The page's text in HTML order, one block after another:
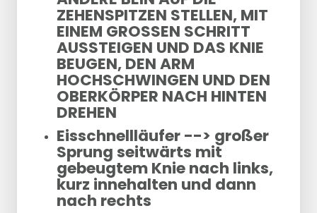
ZEHENSPITZEN STELLEN, MIT
EINEM GROSSEN SCHRITT
AUSSTEIGEN UND DAS KNIE
BEUGEN, DEN ARM
HOCHSCHWINGEN UND DEN
OBERKÖRPER NACH HINTEN
DREHEN
Eisschnellläufer --> großer
Sprung seitwärts mit
gebeugtem Knie nach links,
kurz innehalten und dann
nach rechts